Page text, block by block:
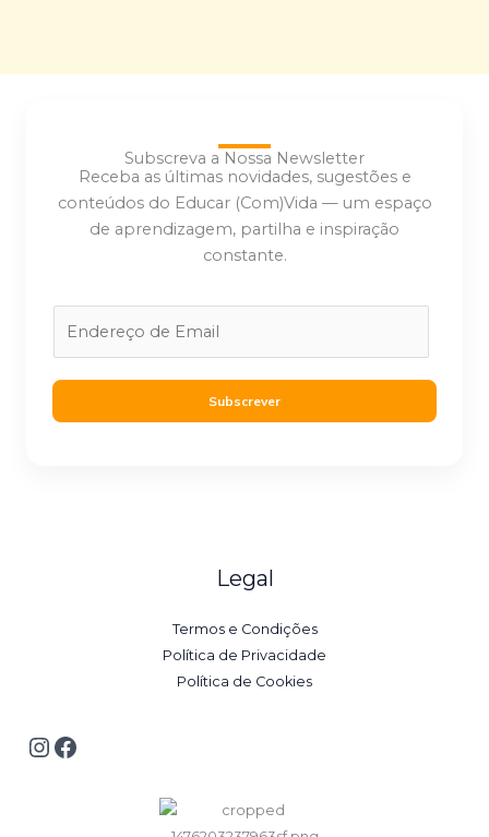
Subscreva a Nossa Newsletter
Receba as últimas novidades, sugestões e
conteúdos do Educar (Com)Vida — um espaço
de aprendizagem, partilha e inspiração
constante.
l
Subscrever
Legal
Termos e Condições
Política de Privacidade
Política de Cookies